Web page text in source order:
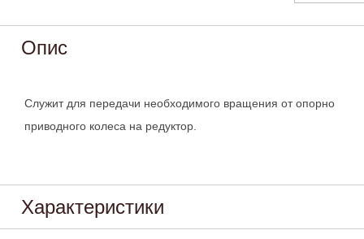
Опис
Служит для передачи необходимого вращения от опорно
приводного колеса на редуктор.
Характеристики